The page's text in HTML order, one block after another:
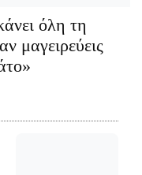
όλη τη
μαγειρεύεις